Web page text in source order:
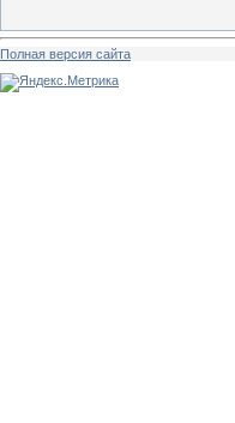
Полная версия сайта